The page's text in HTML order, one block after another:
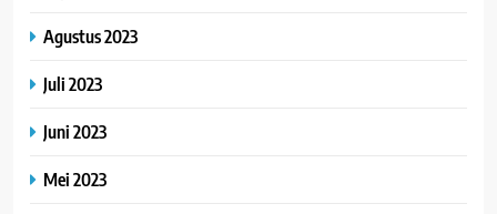
Agustus 2023
Juli 2023
Juni 2023
Mei 2023